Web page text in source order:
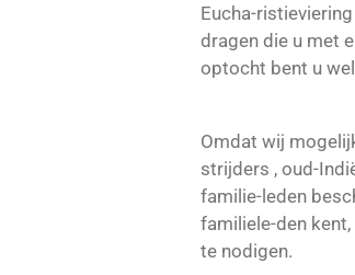
Eucha-
dragen die u met
optocht bent u
Omdat wij
strijders , oud-
familie-leden
familiele-den
te nodigen.